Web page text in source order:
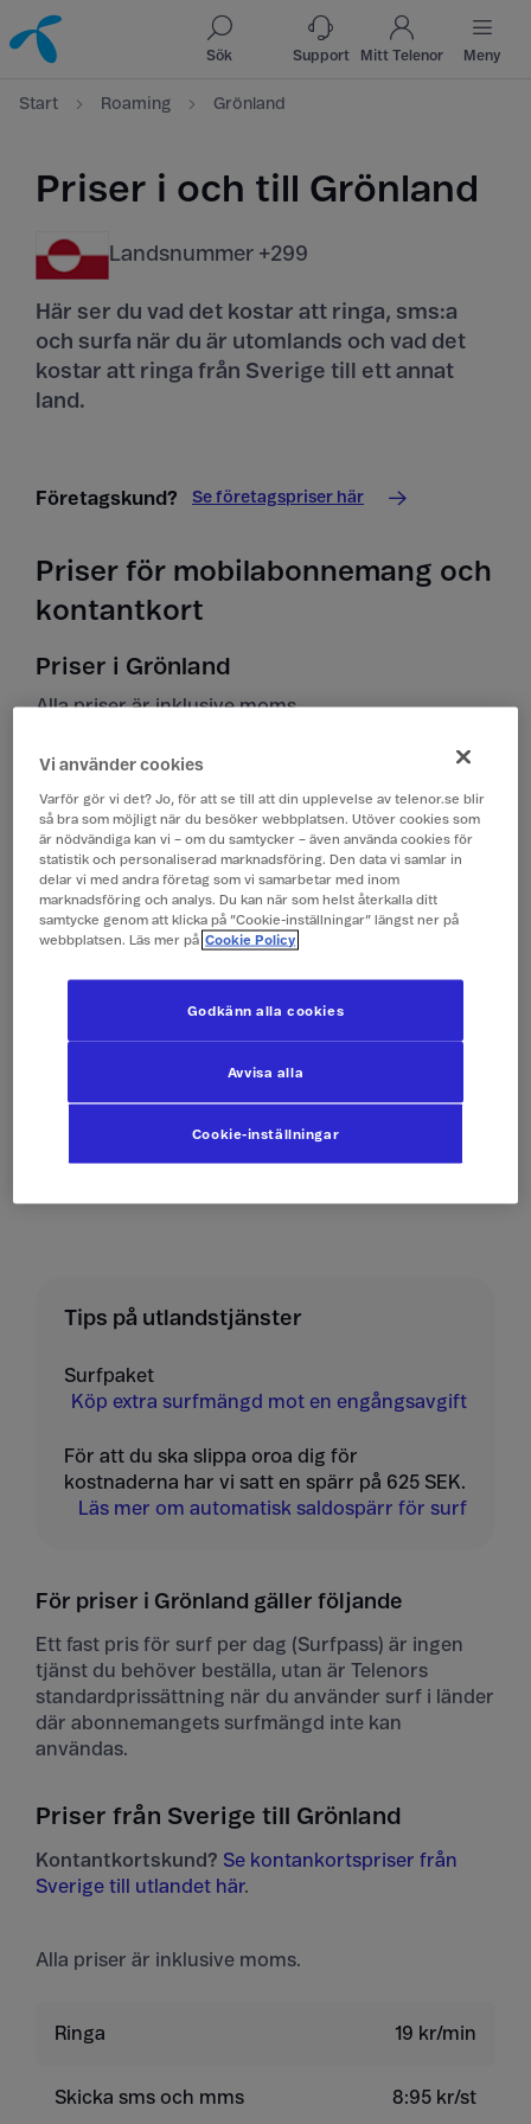
Till innehåll
Till sök
Sök Support Mitt Telenor Meny
Start Roaming Grönland
Priser i och till Grönland
Landsnummer +299
Här ser du vad det kostar att ringa, sms:a
och surfa när du är utomlands och vad det
kostar att ringa från Sverige till ett annat
land.
Företagskund? Se företagspriser här
Priser för mobilabonnemang och
kontantkort
Priser i Grönland
Alla priser är inklusive moms.
(Surfpass)
Ringa och ta emot
samtal
9 kr/min
Tips på utlandstjänster
Surfpaket
Köp extra surfmängd mot en engångsavgift
För att du ska slippa oroa dig för
kostnaderna har vi satt en spärr på 625 SEK.
Läs mer om automatisk saldospärr för surf
För priser i Grönland gäller följande
Ett fast pris för surf per dag (Surfpass) är ingen
tjänst du behöver beställa, utan är Telenors
standardprissättning när du använder surf i länder
där abonnemangets surfmängd inte kan
användas.
Priser från Sverige till Grönland
Kontantkortskund? Se kontankortspriser från
Sverige till utlandet här.
Alla priser är inklusive moms.
Ringa 19 kr/min
Skicka sms och mms 8:95 kr/st
Vi använder cookies
Varför gör vi det? Jo, för att se till att din upplevelse av telenor.se blir
så bra som möjligt när du besöker webbplatsen. Utöver cookies som
är nödvändiga kan vi – om du samtycker – även använda cookies för
statistik och personaliserad marknadsföring. Den data vi samlar in
delar vi med andra företag som vi samarbetar med inom
marknadsföring och analys. Du kan när som helst återkalla ditt
samtycke genom att klicka på ”Cookie-inställningar” längst ner på
webbplatsen. Läs mer på Cookie Policy
Cookie-inställningar
Avvisa alla
Godkänn alla cookies